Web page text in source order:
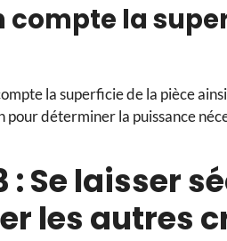
compte la
la superficie de la pièce
pour déterminer la puissance
: Se laisser
les autres